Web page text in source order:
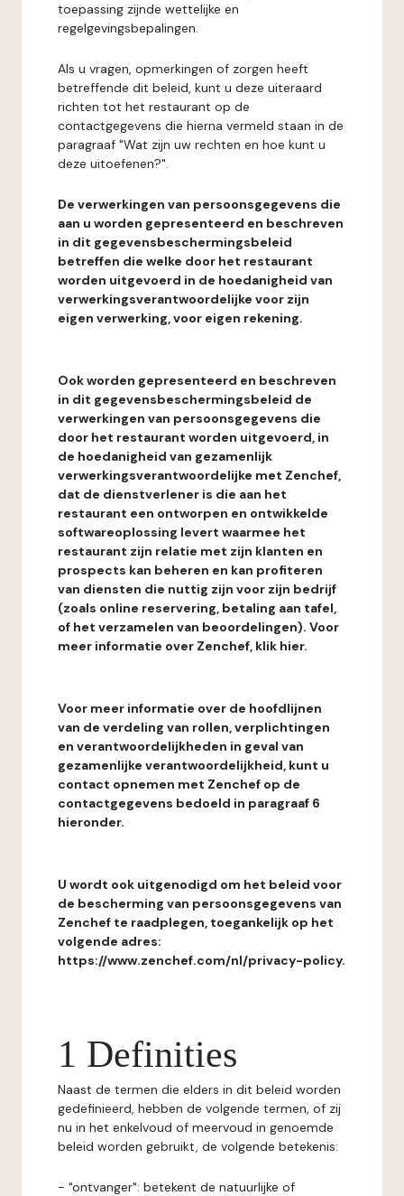
toepassing zijnde wettelijke en
regelgevingsbepalingen.
Als u vragen, opmerkingen of zorgen heeft
betreffende dit beleid, kunt u deze uiteraard
richten tot het restaurant op de
contactgegevens die hierna vermeld staan in de
paragraaf "Wat zijn uw rechten en hoe kunt u
deze uitoefenen?".
De verwerkingen van persoonsgegevens die
aan u worden gepresenteerd en beschreven
in dit gegevensbeschermingsbeleid
betreffen die welke door het restaurant
worden uitgevoerd in de hoedanigheid van
verwerkingsverantwoordelijke voor zijn
eigen verwerking, voor eigen rekening.
Ook worden gepresenteerd en beschreven
in dit gegevensbeschermingsbeleid de
verwerkingen van persoonsgegevens die
door het restaurant worden uitgevoerd, in
de hoedanigheid van gezamenlijk
verwerkingsverantwoordelijke met Zenchef,
dat de dienstverlener is die aan het
restaurant een ontworpen en ontwikkelde
softwareoplossing levert waarmee het
restaurant zijn relatie met zijn klanten en
prospects kan beheren en kan profiteren
van diensten die nuttig zijn voor zijn bedrijf
(zoals online reservering, betaling aan tafel,
of het verzamelen van beoordelingen). Voor
meer informatie over Zenchef, klik hier.
Voor meer informatie over de hoofdlijnen
van de verdeling van rollen, verplichtingen
en verantwoordelijkheden in geval van
gezamenlijke verantwoordelijkheid, kunt u
contact opnemen met Zenchef op de
contactgegevens bedoeld in paragraaf 6
hieronder.
U wordt ook uitgenodigd om het beleid voor
de bescherming van persoonsgegevens van
Zenchef te raadplegen, toegankelijk op het
volgende adres:
https://www.zenchef.com/nl/privacy-policy.
1 Definities
Naast de termen die elders in dit beleid worden
gedefinieerd, hebben de volgende termen, of zij
nu in het enkelvoud of meervoud in genoemde
beleid worden gebruikt, de volgende betekenis:
- "ontvanger": betekent de natuurlijke of